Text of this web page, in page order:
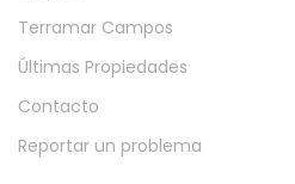
Terramar Campos
Últimas Propiedades
Contacto
Reportar un problema